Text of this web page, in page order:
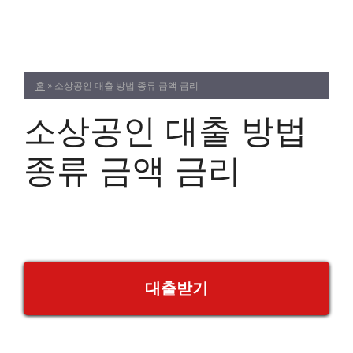
content
홈 » 소상공인 대출 방법 종류 금액 금리
소상공인 대출 방법
종류 금액 금리
대출받기